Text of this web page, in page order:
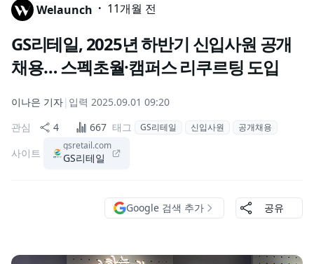
Welaunch · 11개월 전
GS리테일, 2025년 하반기 신입사원 공개
채용… 스펙초월·캠퍼스 리쿠르팅 도입
이나은 기자| 입력 2025.09.01 09:20
관심
4 667 태그 GS리테일 신입사원 공개채용
사이트
gsretail.com
GS리테일
Google 검색 추가 공유